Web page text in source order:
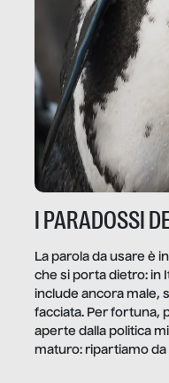
I PARADOSSI
La parola da usare è
che si porta dietro: in
include ancora male,
facciata. Per fortuna,
aperte dalla politica
maturo: ripartiamo da